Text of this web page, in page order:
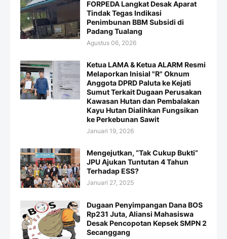
FORPEDA Langkat Desak Aparat
Tindak Tegas Indikasi
Penimbunan BBM Subsidi di
Padang Tualang
Agustus 06, 2026
Ketua LAMA & Ketua ALARM Resmi
Melaporkan Inisial "R" Oknum
Anggota DPRD Paluta ke Kejati
Sumut Terkait Dugaan Perusakan
Kawasan Hutan dan Pembalakan
Kayu Hutan Dialihkan Fungsikan
ke Perkebunan Sawit
Januari 19, 2026
Mengejutkan, “Tak Cukup Bukti”
JPU Ajukan Tuntutan 4 Tahun
Terhadap ESS?
Januari 27, 2025
Dugaan Penyimpangan Dana BOS
Rp231 Juta, Aliansi Mahasiswa
Desak Pencopotan Kepsek SMPN 2
Secanggang